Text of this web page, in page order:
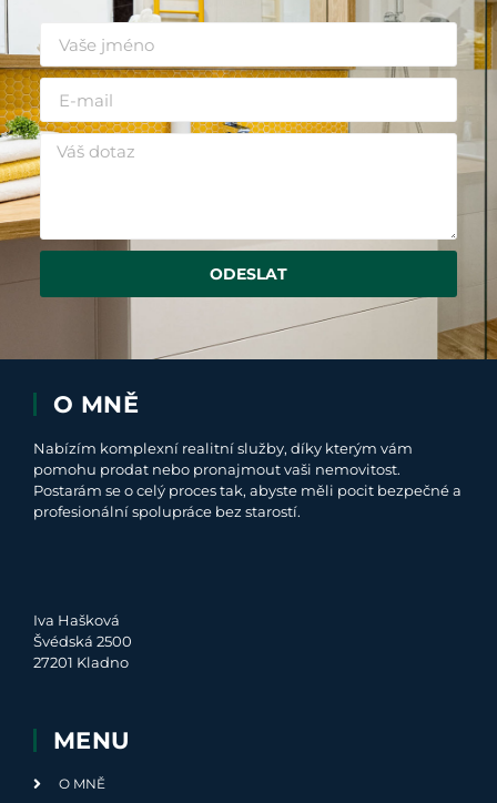
ODESLAT
O MNĚ
Nabízím komplexní realitní služby, díky kterým vám
pomohu prodat nebo pronajmout vaši nemovitost.
Postarám se o celý proces tak, abyste měli pocit bezpečné a
profesionální spolupráce bez starostí.
Iva Hašková
Švédská 2500
27201 Kladno
MENU
O MNĚ